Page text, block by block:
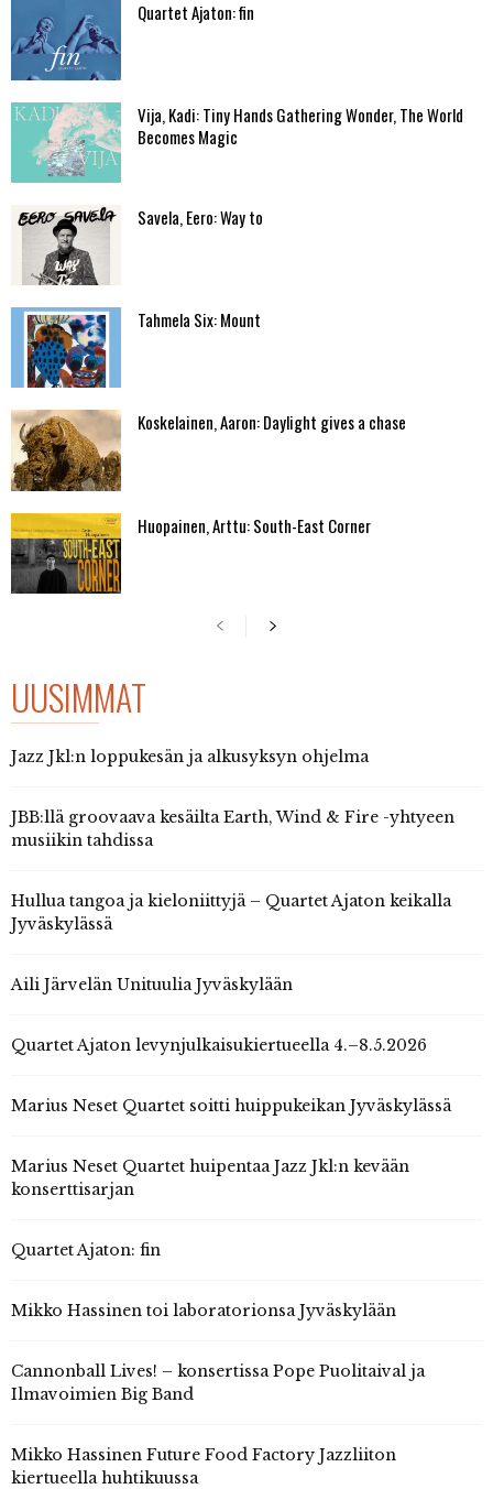
Quartet Ajaton: fin
Vija, Kadi: Tiny Hands Gathering Wonder, The World
Becomes Magic
Savela, Eero: Way to
Tahmela Six: Mount
Koskelainen, Aaron: Daylight gives a chase
Huopainen, Arttu: South-East Corner
UUSIMMAT
Jazz Jkl:n loppukesän ja alkusyksyn ohjelma
JBB:llä groovaava kesäilta Earth, Wind & Fire -yhtyeen
musiikin tahdissa
Hullua tangoa ja kieloniittyjä – Quartet Ajaton keikalla
Jyväskylässä
Aili Järvelän Unituulia Jyväskylään
Quartet Ajaton levynjulkaisukiertueella 4.–8.5.2026
Marius Neset Quartet soitti huippukeikan Jyväskylässä
Marius Neset Quartet huipentaa Jazz Jkl:n kevään
konserttisarjan
Quartet Ajaton: fin
Mikko Hassinen toi laboratorionsa Jyväskylään
Cannonball Lives! – konsertissa Pope Puolitaival ja
Ilmavoimien Big Band
Mikko Hassinen Future Food Factory Jazzliiton
kiertueella huhtikuussa